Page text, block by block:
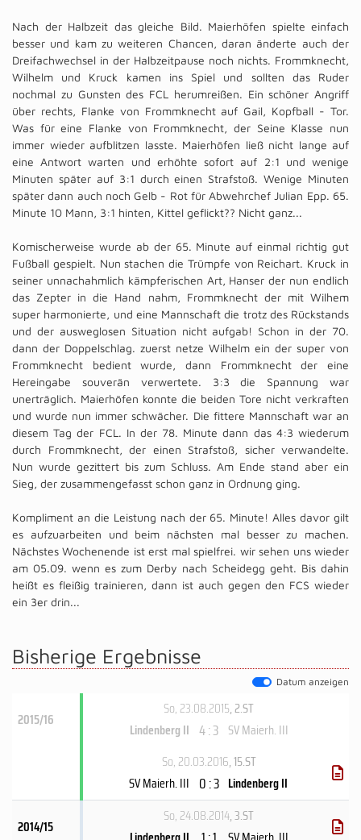
Nach der Halbzeit das gleiche Bild. Maierhöfen spielte einfach
besser und kam zu weiteren Chancen, daran änderte auch der
Dreifachwechsel in der Halbzeitpause noch nichts. Frommknecht,
Wilhelm und Kruck kamen ins Spiel und sollten das Ruder
nochmal zu Gunsten des FCL herumreißen. Ein schöner Angriff
über rechts, Flanke von Frommknecht auf Gail, Kopfball - Tor.
Was für eine Flanke von Frommknecht, der Seine Klasse nun
immer wieder aufblitzen lasste. Maierhöfen ließ nicht lange auf
eine Antwort warten und erhöhte sofort auf 2:1 und wenige
Minuten später auf 3:1 durch einen Strafstoß. Wenige Minuten
später dann auch noch Gelb - Rot für Abwehrchef Julian Epp. 65.
Minute 10 Mann, 3:1 hinten, Kittel geflickt?? Nicht ganz...
Komischerweise wurde ab der 65. Minute auf einmal richtig gut
Fußball gespielt. Nun stachen die Trümpfe von Reichart. Kruck in
seiner unnachahmlich kämpferischen Art, Hanser der nun endlich
das Zepter in die Hand nahm, Frommknecht der mit Wilhem
super harmonierte, und eine Mannschaft die trotz des Rückstands
und der ausweglosen Situation nicht aufgab! Schon in der 70.
dann der Doppelschlag. zuerst netze Wilhelm ein der super von
Frommknecht bedient wurde, dann Frommknecht der eine
Hereingabe souverän verwertete. 3:3 die Spannung war
unerträglich. Maierhöfen konnte die beiden Tore nicht verkraften
und wurde nun immer schwächer. Die fittere Mannschaft war an
diesem Tag der FCL. In der 78. Minute dann das 4:3 wiederum
durch Frommknecht, der einen Strafstoß, sicher verwandelte.
Nun wurde gezittert bis zum Schluss. Am Ende stand aber ein
Sieg, der zusammengefasst schon ganz in Ordnung ging.
Kompliment an die Leistung nach der 65. Minute! Alles davor gilt
es aufzuarbeiten und beim nächsten mal besser zu machen.
Nächstes Wochenende ist erst mal spielfrei. wir sehen uns wieder
am 05.09. wenn es zum Derby nach Scheidegg geht. Bis dahin
heißt es fleißig trainieren, dann ist auch gegen den FCS wieder
ein 3er drin...
Bisherige Ergebnisse
Datum anzeigen
2015/16
So, 23.08.2015, 2.ST
Lindenberg II 4 : 3 SV Maierh. III
So, 20.03.2016, 15.ST
SV Maierh. III 0 : 3 Lindenberg II
2014/15
So, 24.08.2014, 3.ST